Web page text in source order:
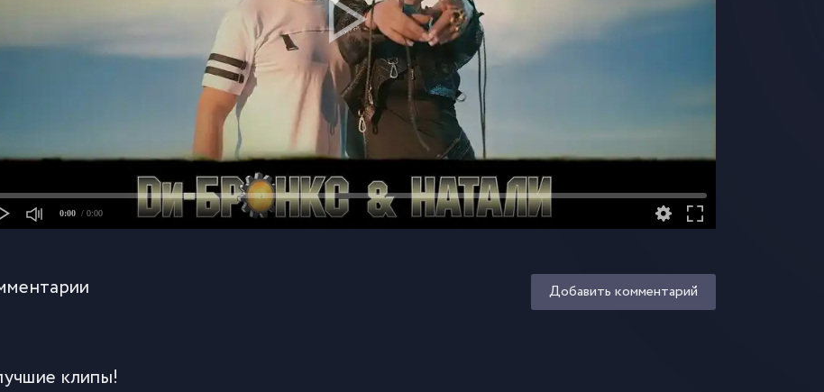
0:00 / 0:00
Добавить комментарий
клипы!